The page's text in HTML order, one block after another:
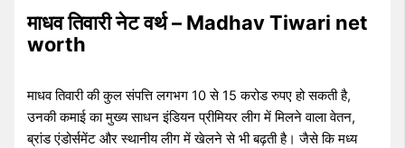
माधव तिवारी नेट वर्थ – Madhav Tiwari net
worth
माधव तिवारी की कुल संपत्ति लगभग 10 से 15 करोड रुपए हो सकती है,
उनकी कमाई का मुख्य साधन इंडियन प्रीमियर लीग में मिलने वाला वेतन,
ब्रांड एंडोर्समेंट और स्थानीय लीग में खेलने से भी बढ़ती है। जैसे कि मध्य